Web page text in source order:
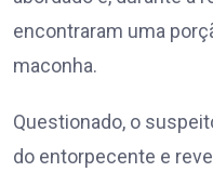
encontraram uma
maconha.
Questionado, o
do entorpecente e